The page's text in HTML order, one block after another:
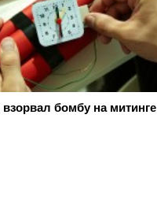
бомбу на митинге